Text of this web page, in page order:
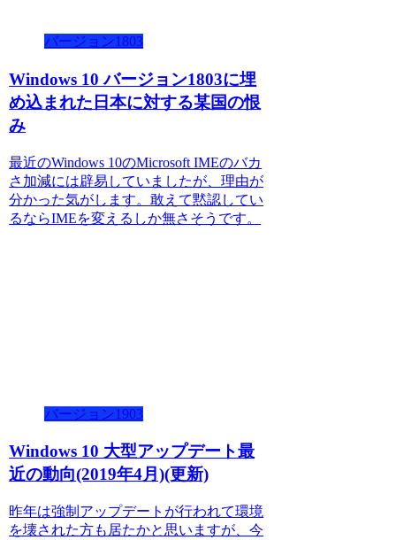
バージョン1803
Windows 10 バージョン1803に埋
め込まれた日本に対する某国の恨
み
最近のWindows 10のMicrosoft IMEのバカ
さ加減には辟易していましたが、理由が
分かった気がします。敢えて黙認してい
るならIMEを変えるしか無さそうです。
バージョン1903
Windows 10 大型アップデート最
近の動向(2019年4月)(更新)
昨年は強制アップデートが行われて環境
を壊された方も居たかと思いますが、今